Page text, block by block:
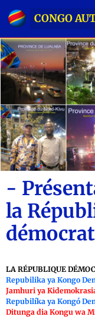
CONGO
-
la
LA RÉPUBLIQUE
Repubilika ya Kongo
Jamhuri ya
Repubilíka ya Kongó
Ditunga dia Kongu wa